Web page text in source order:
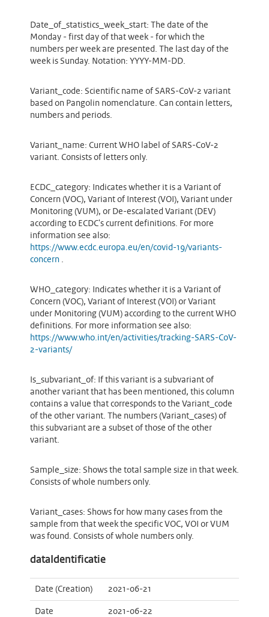
Date_of_statistics_week_start: The date of the
Monday - first day of that week - for which the
numbers per week are presented. The last day of the
week is Sunday. Notation: YYYY-MM-DD.
Variant_code: Scientific name of SARS-CoV-2 variant
based on Pangolin nomenclature. Can contain letters,
numbers and periods.
Variant_name: Current WHO label of SARS-CoV-2
variant. Consists of letters only.
ECDC_category: Indicates whether it is a Variant of
Concern (VOC), Variant of Interest (VOI), Variant under
Monitoring (VUM), or De-escalated Variant (DEV)
according to ECDC's current definitions. For more
information see also:
https://www.ecdc.europa.eu/en/covid-19/variants-
concern .
WHO_category: Indicates whether it is a Variant of
Concern (VOC), Variant of Interest (VOI) or Variant
under Monitoring (VUM) according to the current WHO
definitions. For more information see also:
https://www.who.int/en/activities/tracking-SARS-CoV-
2-variants/
Is_subvariant_of: If this variant is a subvariant of
another variant that has been mentioned, this column
contains a value that corresponds to the Variant_code
of the other variant. The numbers (Variant_cases) of
this subvariant are a subset of those of the other
variant.
Sample_size: Shows the total sample size in that week.
Consists of whole numbers only.
Variant_cases: Shows for how many cases from the
sample from that week the specific VOC, VOI or VUM
was found. Consists of whole numbers only.
dataIdentificatie
Date (Creation) 2021-06-21
Date 2021-06-22